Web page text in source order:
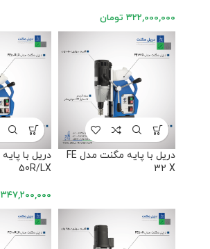
322,000,000 تومان
دریل با پایه مگنت مدل FE
32 X
50R/LX
347,200,000